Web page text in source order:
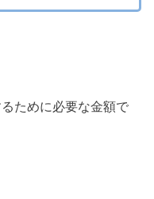
ために必要な金額で